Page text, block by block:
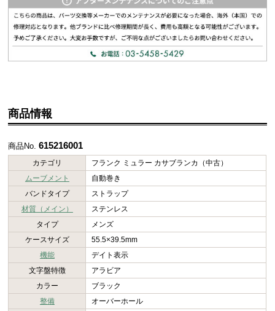
商品情報
商品No.615216001
カテゴリ
フランク ミュラー カサブランカ（中古）
ムーブメント
自動巻き
バンドタイプ
ストラップ
材質（メイン）
ステンレス
タイプ
メンズ
ケースサイズ
55.5×39.5mm
機能
デイト表示
文字盤特徴
アラビア
カラー
ブラック
整備
オーバーホール